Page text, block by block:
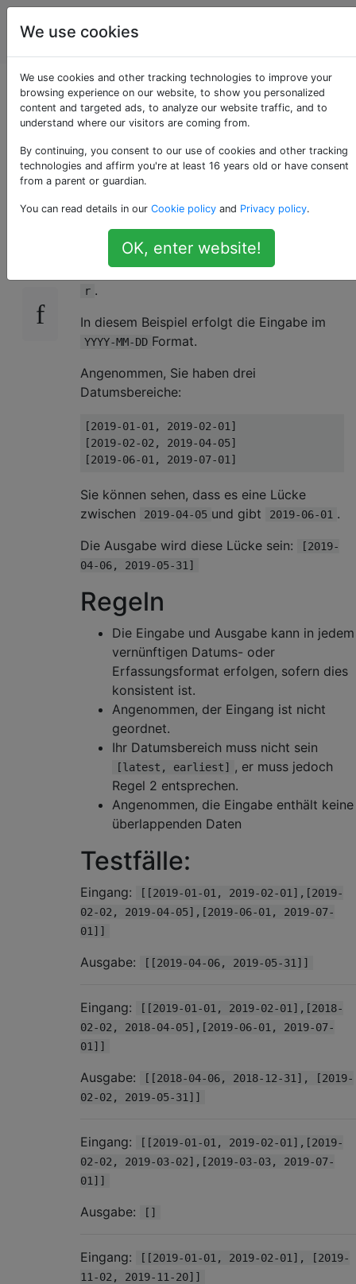
Programmierrätsel
& Code Golf
Auffinden von
Lücken in
Datumsbereichen
Geben Sie eine Liste von Datumsbereichen
als Eingabe, Ausgabe oder Rückgabe von
Bereichen ein, die in nicht gefunden wurden
r .
In diesem Beispiel erfolgt die Eingabe im
YYYY-MM-DD Format.
Angenommen, Sie haben drei
Datumsbereiche:
[2019-01-01, 2019-02-01]
[2019-02-02, 2019-04-05]
Sie können sehen, dass es eine Lücke
zwischen
2019-04-05 und gibt 2019-06-01 .
Die Ausgabe wird diese Lücke sein:
[2019-
04-06, 2019-05-31]
Regeln
Die Eingabe und Ausgabe kann in jedem
vernünftigen Datums- oder
Erfassungsformat erfolgen, sofern dies
konsistent ist.
Angenommen, der Eingang ist nicht
geordnet.
Ihr Datumsbereich muss nicht sein
[latest, earliest]
, er muss jedoch
Regel 2 entsprechen.
Angenommen, die Eingabe enthält keine
überlappenden Daten
Testfälle:
Eingang:
[[2019-01-01, 2019-02-01],[2019-
02-02, 2019-04-05],[2019-06-01, 2019-07-
01]]
Ausgabe: [[2019-04-06, 2019-05-31]]
Eingang:
[[2019-01-01, 2019-02-01],[2018-
02-02, 2018-04-05],[2019-06-01, 2019-07-
01]]
Ausgabe:
[[2018-04-06, 2018-12-31], [2019-
02-02, 2019-05-31]]
Eingang:
[[2019-01-01, 2019-02-01],[2019-
02-02, 2019-03-02],[2019-03-03, 2019-07-
01]]
Ausgabe: []
Eingang:
[[2019-01-01, 2019-02-01], [2019-
11-02, 2019-11-20]]
We use cookies
We use cookies and other tracking technologies to improve your
browsing experience on our website, to show you personalized
content and targeted ads, to analyze our website traffic, and to
understand where our visitors are coming from.
By continuing, you consent to our use of cookies and other tracking
technologies and affirm you're at least 16 years old or have consent
from a parent or guardian.
You can read details in our Cookie policy and Privacy policy.
OK, enter website!